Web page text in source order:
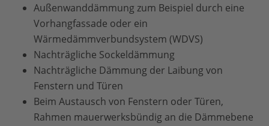
Außenwanddämmung zum Beispiel durch eine
Vorhangfassade oder ein
Wärmedämmverbundsystem (WDVS)
Nachträgliche Sockeldämmung
Nachträgliche Dämmung der Laibung von
Fenstern und Türen
Beim Austausch von Fenstern oder Türen,
Rahmen mauerwerksbündig an die Dämmebene